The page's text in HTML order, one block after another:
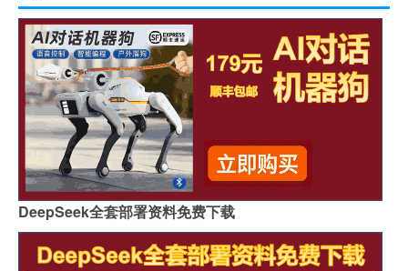
DeepSeek全套部署资料免费下载